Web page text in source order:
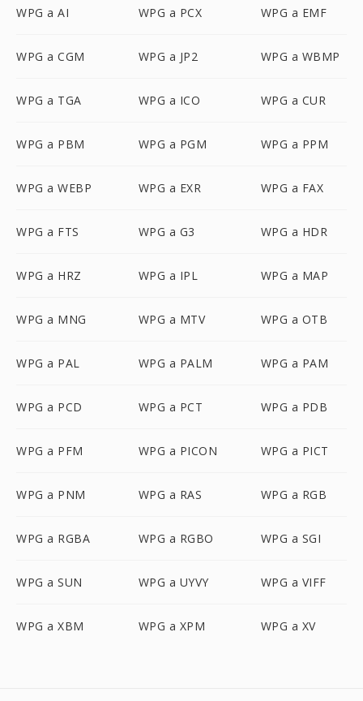
WPG a AI WPG a PCX WPG a EMF
WPG a CGM WPG a JP2 WPG a WBMP
WPG a TGA WPG a ICO WPG a CUR
WPG a PBM WPG a PGM WPG a PPM
WPG a WEBP WPG a EXR WPG a FAX
WPG a FTS WPG a G3 WPG a HDR
WPG a HRZ WPG a IPL WPG a MAP
WPG a MNG WPG a MTV WPG a OTB
WPG a PAL WPG a PALM WPG a PAM
WPG a PCD WPG a PCT WPG a PDB
WPG a PFM WPG a PICON WPG a PICT
WPG a PNM WPG a RAS WPG a RGB
WPG a RGBA WPG a RGBO WPG a SGI
WPG a SUN WPG a UYVY WPG a VIFF
WPG a XBM WPG a XPM WPG a XV